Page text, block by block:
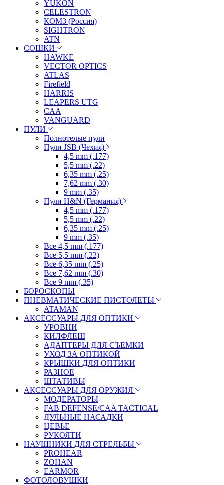
YUKON
CELESTRON
КОМЗ (Россия)
SIGHTRON
ATN
СОШКИ
HAWKE
VECTOR OPTICS
ATLAS
Firefield
HARRIS
LEAPERS UTG
CAA
VANGUARD
ПУЛИ
Полнотелые пули
Пули JSB (Чехия)
4,5 mm (.177)
5,5 mm (.22)
6,35 mm (.25)
7,62 mm (.30)
9 mm (.35)
Пули H&N (Германия)
4,5 mm (.177)
5,5 mm (.22)
6,35 mm (.25)
9 mm (.35)
Все 4,5 mm (.177)
Все 5,5 mm (.22)
Все 6,35 mm (.25)
Все 7,62 mm (.30)
Все 9 mm (.35)
БОРОСКОПЫ
ПНЕВМАТИЧЕСКИЕ ПИСТОЛЕТЫ
ATAMAN
АКСЕССУАРЫ ДЛЯ ОПТИКИ
УРОВНИ
КИЛФЛЕШ
АДАПТЕРЫ ДЛЯ СЪЕМКИ
УХОД ЗА ОПТИКОЙ
КРЫШКИ ДЛЯ ОПТИКИ
РАЗНОЕ
ШТАТИВЫ
АКСЕССУАРЫ ДЛЯ ОРУЖИЯ
МОДЕРАТОРЫ
FAB DEFENSE/CAA TACTICAL
ДУЛЬНЫЕ НАСАДКИ
ЦЕВЬЕ
РУКОЯТИ
НАУШНИКИ ДЛЯ СТРЕЛЬБЫ
PROHEAR
ZOHAN
EARMOR
ФОТОЛОВУШКИ